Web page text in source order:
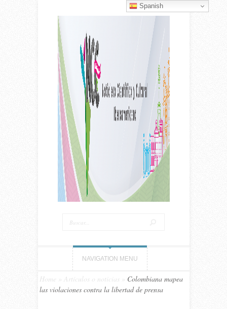
NAVIGATION MENU
Home Artículos o noticias
Colombiana mapea
las violaciones contra la libertad de prensa
Spanish